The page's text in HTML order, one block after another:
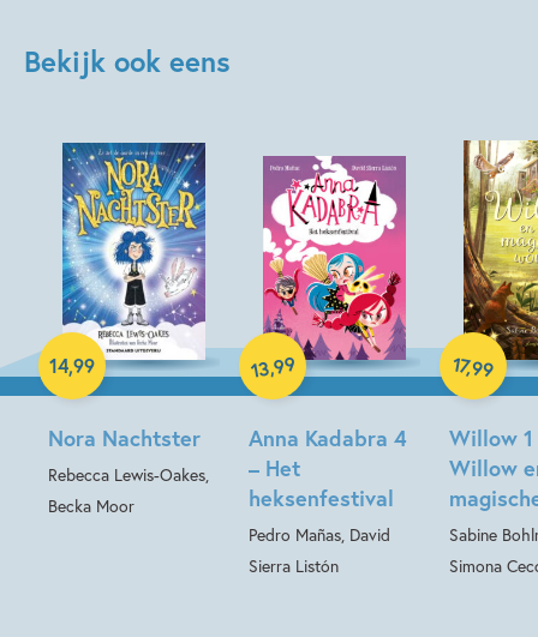
Bekijk ook eens
Nora Nachtster
Rebecca Lewis-Oakes,
Becka Moor
14,99
Hardcover
Anna Kadabra 4
– Het
heksenfestival
Pedro Mañas, David
Sierra Listón
13,99
Hardcover
Willow 1
Willow
Sabine
Simona
17,99
Hardcover